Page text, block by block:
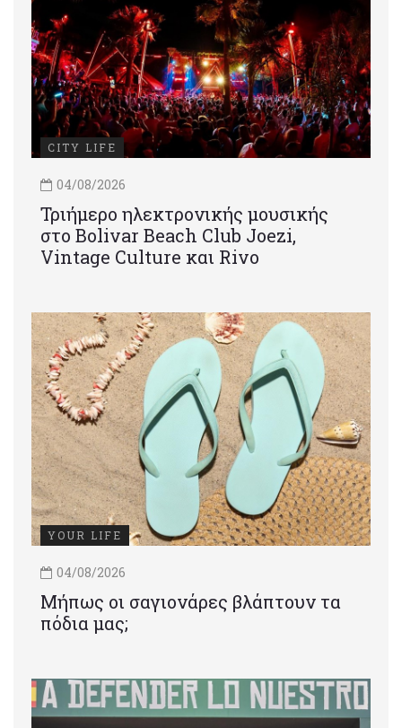
CITY LIFE
04/08/2026
Τριήμερο ηλεκτρονικής μουσικής
στο Bolivar Beach Club Joezi,
Vintage Culture και Rivo
YOUR LIFE
04/08/2026
Μήπως οι σαγιονάρες βλάπτουν τα
πόδια μας;